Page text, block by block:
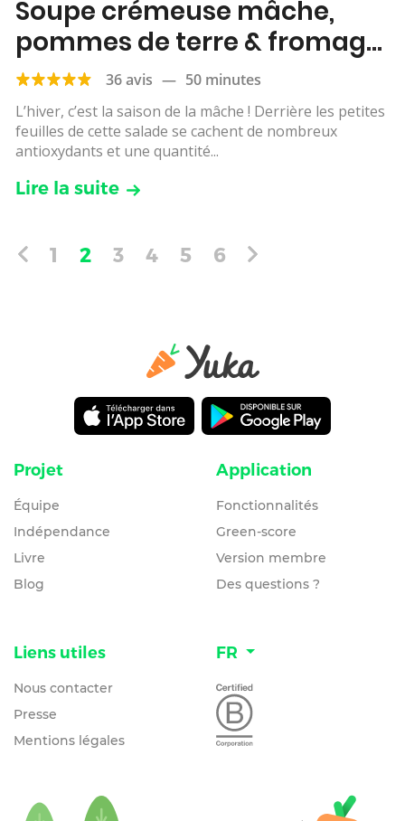
Soupe crémeuse mâche,
pommes de terre & fromage
frais de chèvre
36 avis — 50 minutes
L’hiver, c’est la saison de la mâche ! Derrière les petites
feuilles de cette salade se cachent de nombreux
antioxydants et une quantité...
Lire la suite
1 2 3 4 5 6
Projet
Équipe
Indépendance
Livre
Blog
Application
Fonctionnalités
Green-score
Version membre
Des questions ?
Liens utiles
Nous contacter
Presse
Mentions légales
FR